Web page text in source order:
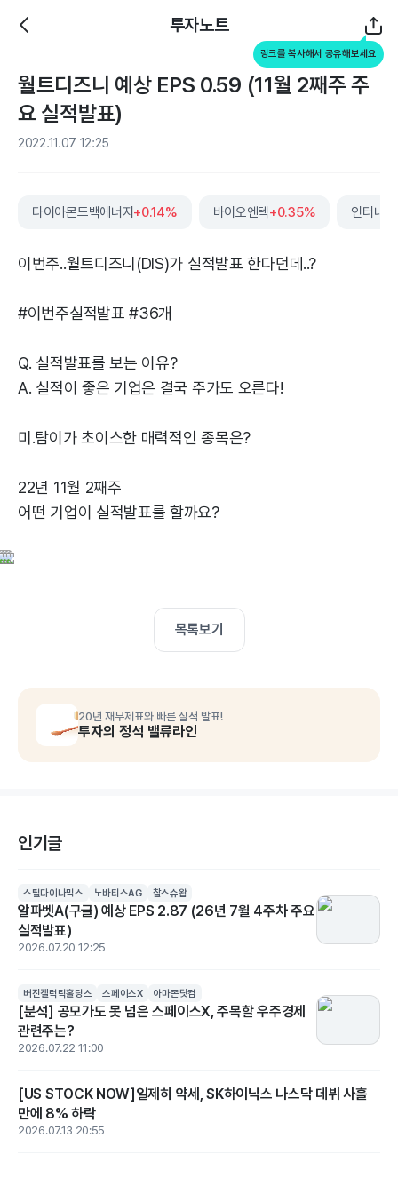
투자노트
링크를 복사해서 공유해보세요
월트디즈니 예상 EPS 0.59 (11월 2째주 주
요 실적발표)
2022.11.07 12:25
다이아몬드백에너지 +0.14% 바이오엔텍+0.35%
이번주..월트디즈니(DIS)가 실적발표 한다던데..?
#이번주실적발표 #36개
Q. 실적발표를 보는 이유?
A. 실적이 좋은 기업은 결국 주가도 오른다!
미.탐이가 초이스한 매력적인 종목은?
22년 11월 2째주
어떤 기업이 실적발표를 할까요?
목록보기
20년 재무제표와 빠른 실적 발표!
투자의 정석 밸류라인
인기글
스틸다이나믹스 노바티스AG 찰스슈왑
알파벳A(구글) 예상 EPS 2.87 (26년 7월 4주차 주요
실적발표)
2026.07.20 12:25
버진갤럭틱홀딩스 스페이스X 아마존닷컴
[분석] 공모가도 못 넘은 스페이스X, 주목할 우주경제
관련주는?
2026.07.22 11:00
[US STOCK NOW]일제히 약세, SK하이닉스 나스닥 데뷔 사흘
만에 8% 하락
2026.07.13 20:55